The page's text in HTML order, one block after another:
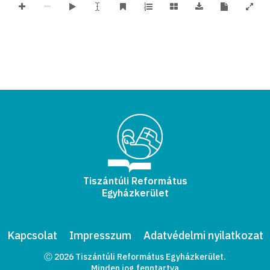
Tiszántúli Református
Egyházkerület
Kapcsolat Impresszum Adatvédelmi nyilatkozat
Ⓒ 2026 Tiszántúli Református Egyházkerület.